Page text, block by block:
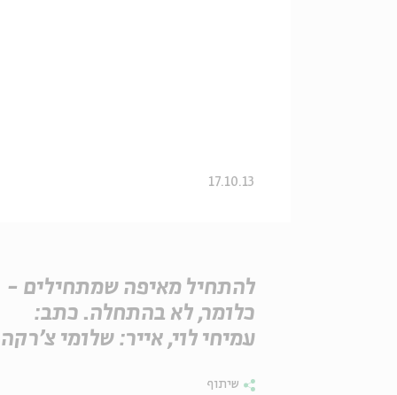
17.10.13
להתחיל מאיפה שמתחילים -
כלומר, לא בהתחלה. כתב:
עמיחי לוי, אייר: שלומי צ'רקה
שיתוף